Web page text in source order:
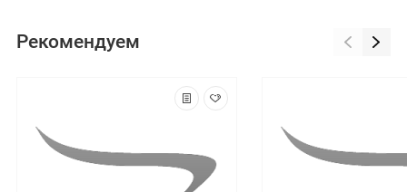
Рекомендуем